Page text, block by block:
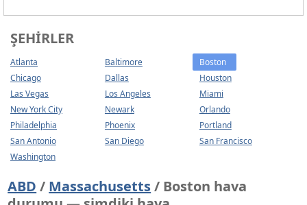
ŞEHIRLER
Atlanta Baltimore
Boston
Chicago
Dallas
Houston
Las Vegas
Los Angeles
Miami
New York City
Newark
Orlando
Philadelphia
Phoenix
Portland
San Antonio
San Diego
San Francisco
Washington
ABD / Massachusetts/ Boston hava